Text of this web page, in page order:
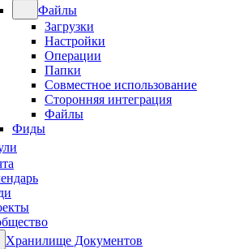
Файлы
Загрузки
Настройки
Операции
Папки
Совместное использование
Сторонняя интеграция
Файлы
Фиды
Хранилище Документов